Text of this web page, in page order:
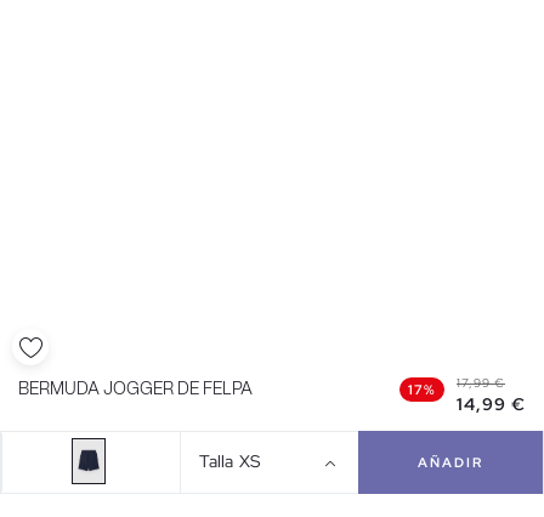
BERMUDA JOGGER DE FELPA 17% 17,99 €
14,99 €
Talla XS AÑADIR